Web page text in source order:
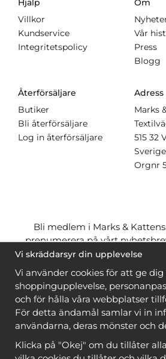
Hjälp
Villkor
Kundservice
Integritetspolicy
Om
Vår
Press
Blogg
Återförsäljare
Butiker
Bli återförsäljare
Log in återförsäljare
Adress
Marks
515 32
Sverige
Orgnr
Bli medlem i Marks &
prenumerera på vårt
ner många mönstergratisoch
när du handlar garn till
är
gratis när du är
Bli medlem
Vi skräddarsyr din upplevelse
Vi använder cookies för att ge
shoppingupplevelse,
och för hålla våra webbplatser
För detta ändamål samlar vi in
användarna, deras mönster och
Klicka på "Okej" om du tillåter